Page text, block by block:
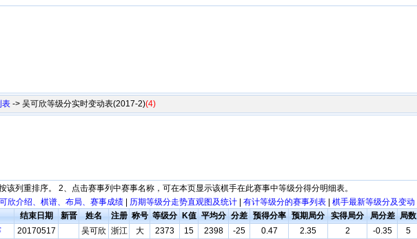
表 -> 吴可欣等级分实时变动表(2017-2)(4)
该列重排序。 2、点击赛事列中赛事名称，可在本页显示该棋手在此赛事中等级分得分明细表。
欣介绍、棋谱、布局、赛事成绩 历期等级分走势直观图及统计 有计等级分的赛事列表
棋手最新等级分及变动
结束日期 新晋 姓名 注册 称号 等级分 K值 平均分 分差 预得分率 预期局分 实得局分 局分差 局数
20170517 吴可欣 浙江 大 2373 15 2398 -25 0.47 2.35 2 -0.35 5